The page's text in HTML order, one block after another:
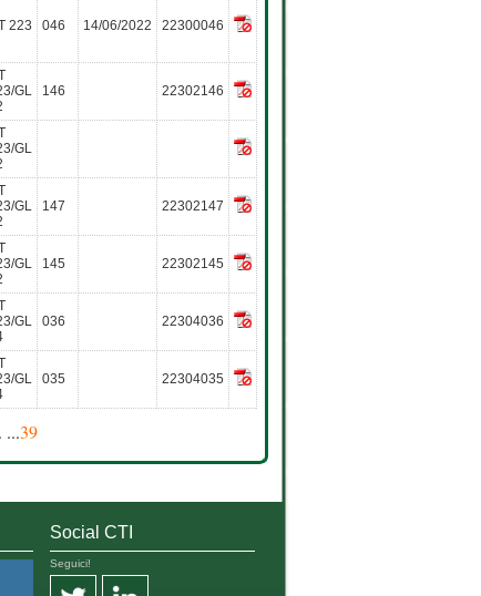
223 046 14/06/2022 22300046
GL
146 22302146
GL
GL
147 22302147
GL
145 22302145
GL
036 22304036
GL
035 22304035
. ...39
Social CTI
Seguici!